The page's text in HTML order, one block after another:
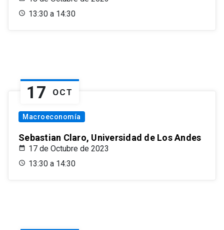
13:30 a 14:30
17 OCT
Macroeconomía
Sebastian Claro, Universidad de Los Andes
17 de Octubre de 2023
13:30 a 14:30